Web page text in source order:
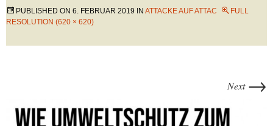
PUBLISHED ON 6. FEBRUAR 2019 IN ATTACKE AUF ATTAC
FULL
RESOLUTION (620 × 620)
Next →